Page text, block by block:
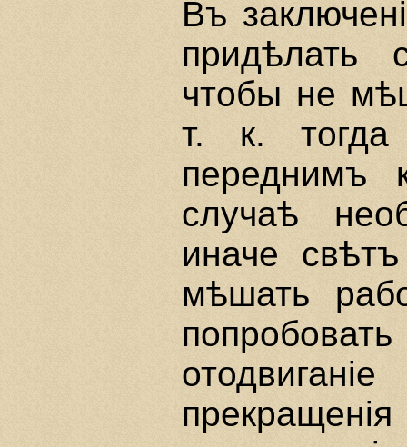
Въ
придѣлать
чтобы не
т. к. тогда
переднимъ
случаѣ
иначе
мѣшать